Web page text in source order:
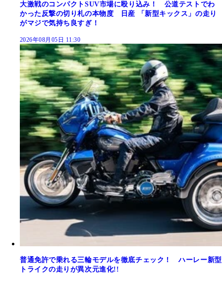
大激戦のコンパクトSUV市場に殴り込み！ 公道テストでわ
かった反撃の切り札の本物度 日産 「新型キックス」の走り
がマジで気持ち良すぎ！
2026年08月05日 11:30
普通免許で乗れる三輪モデルを徹底チェック！ ハーレー新型
トライクの走りが異次元進化!!